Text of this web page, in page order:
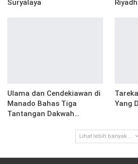
Suryalaya
Ulama dan Cendekiawan di
Manado Bahas Tiga
Tantangan Dakwah…
Yang
Lihat lebih banyak ...